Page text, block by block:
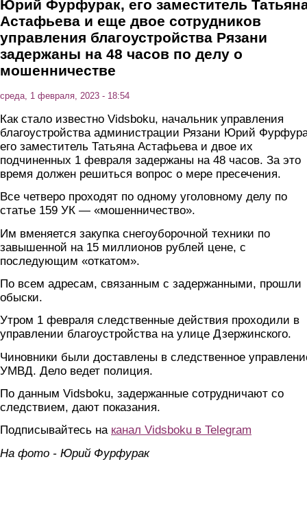
Юрий Фурфурак, его заместитель
Астафьева и еще двое сотрудников
управления благоустройства Рязани
задержаны на 48 часов по делу о
мошенничестве
среда, 1 февраля, 2023 - 18:54
Как стало известно Vidsboku, начальник управления
благоустройства администрации Рязани Юрий
его заместитель Татьяна Астафьева и двое их
подчиненных 1 февраля задержаны на 48 часов. За это
время должен решиться вопрос о мере пресечения.
Все четверо проходят по одному уголовному делу по
статье 159 УК — «мошенничество».
Им вменяется закупка снегоуборочной техники по
завышенной на 15 миллионов рублей цене, с
последующим «откатом».
По всем адресам, связанным с задержанными, прошли
обыски.
Утром 1 февраля следственные действия проходили в
управлении благоустройства на улице Дзержинского.
Чиновники были доставлены в следственное
УМВД. Дело ведет полиция.
По данным Vidsboku, задержанные сотрудничают со
следствием, дают показания.
Подписывайтесь на канал Vidsboku в Telegram
На фото - Юрий Фурфурак